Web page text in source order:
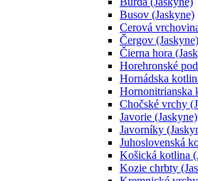
Busov (Jaskyne)
Cerová
Čergov (Jaskyne)
Čierna hora
Horehronské
Hornádska
Hornonitrianska
Chočské vrchy
Javorie (Jaskyne)
Javorníky
Juhoslovenská
Košická kotlina
Kozie chrbty